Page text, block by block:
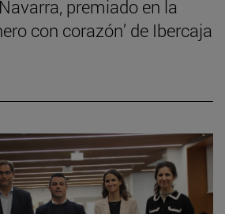
premiado en la
con corazón’ de Ibercaja